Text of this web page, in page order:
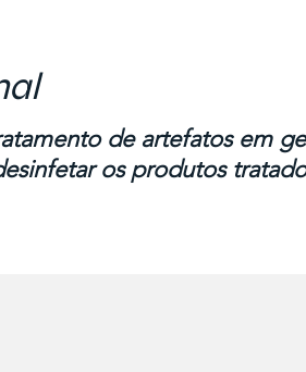
de artefatos em
os produtos